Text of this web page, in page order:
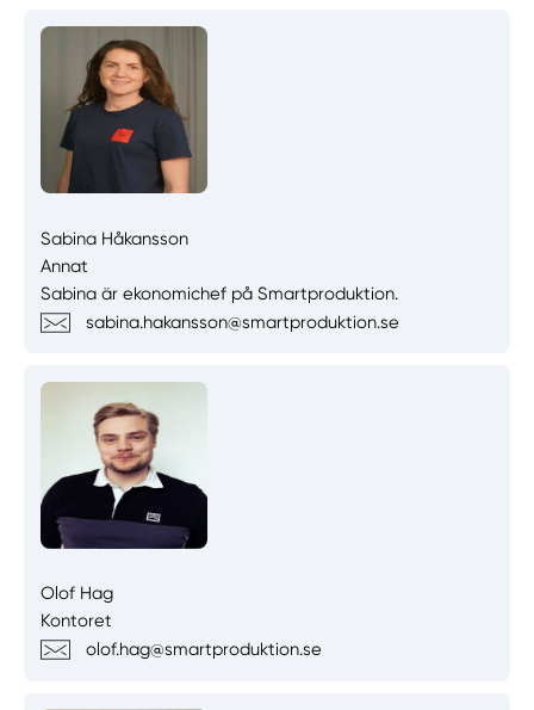
Sabina Håkansson
Annat
Sabina är ekonomichef på Smartproduktion.
sabina.hakansson@smartproduktion.se
Olof Hag
Kontoret
olof.hag@smartproduktion.se